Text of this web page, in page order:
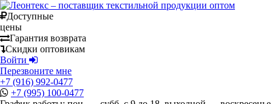
Доступные
цены
Гарантия возврата
Скидки оптовикам
Войти
Перезвоните мне
+7 (916) 992-0477
+7 (995) 100-0477